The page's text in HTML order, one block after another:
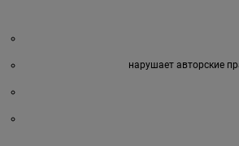
нарушает авторские